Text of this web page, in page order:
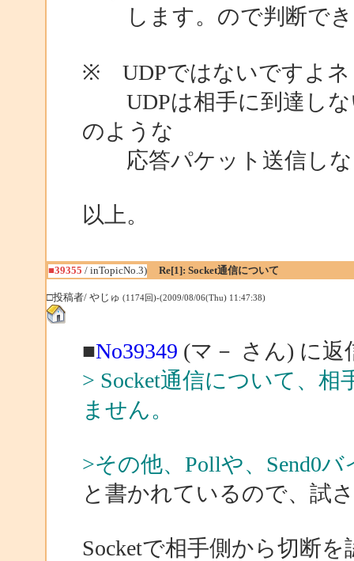
します。ので判断でき
※ UDPではないですよネ
UDPは相手に到達しな
のような
応答パケット送信しな
以上。
■39355 / inTopicNo.3) Re[1]: Socket通信について
□投稿者/ やじゅ (1174回)-(2009/08/06(Thu) 11:47:38)
■No39349 (マ－ さん) に返
> Socket通信について、
ません。
>その他、Pollや、Send0
と書かれているので、試
Socketで相手側から切断